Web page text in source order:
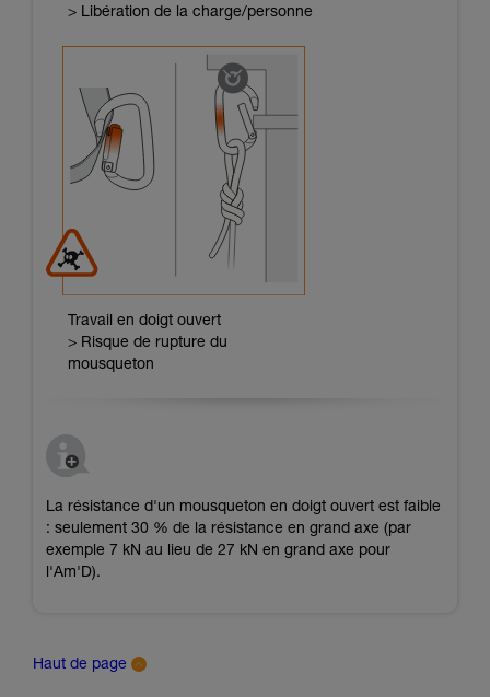
> Libération de la charge/personne
Travail en doigt ouvert
> Risque de rupture du
mousqueton
La résistance d'un mousqueton en doigt ouvert est faible
: seulement 30 % de la résistance en grand axe (par
exemple 7 kN au lieu de 27 kN en grand axe pour
l'Am'D).
Haut de page